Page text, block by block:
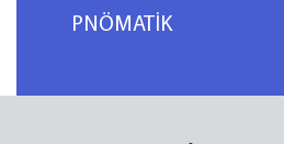
PNÖMATİK